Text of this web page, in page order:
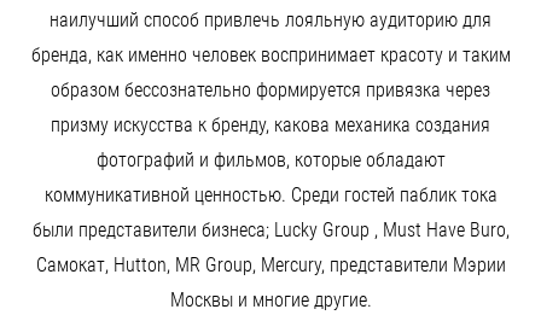
наилучший способ привлечь лояльную аудиторию для
бренда, как именно человек воспринимает красоту и таким
образом бессознательно формируется привязка через
призму искусства к бренду, какова механика создания
фотографий и фильмов, которые обладают
коммуникативной ценностью. Среди гостей паблик тока
были представители бизнеса; Lucky Group , Must Have Buro,
Самокат, Hutton, MR Group, Mercury, представители Мэрии
Москвы и многие другие.